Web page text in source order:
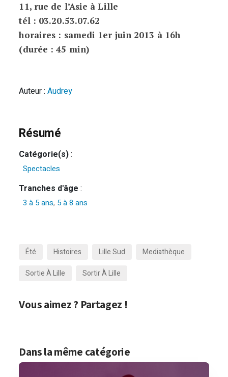
11, rue de l’Asie à Lille
tél : 03.20.53.07.62
horaires : samedi 1er juin 2013 à 16h
(durée : 45 min)
Auteur :Audrey
Résumé
Catégorie(s):
Spectacles
Tranches d'âge :
3 à 5 ans, 5 à 8 ans
Été Histoires Lille Sud
Mediathèque
Sortie À Lille
Sortir À Lille
Vous aimez ? Partagez !
Dans la même catégorie